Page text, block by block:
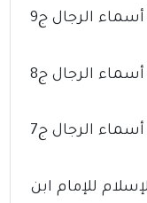
كتاب تذهيب تهذيب الكمال في أسماء الرجال ج9
كتاب تذهيب تهذيب الكمال في أسماء الرجال ج8
كتاب تذهيب تهذيب الكمال في أسماء الرجال ج7
كنوز الإسلام للإمام ابن